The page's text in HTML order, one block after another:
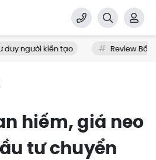
người kiến tạo Review Bất
hiếm, giá neo
tư chuyển